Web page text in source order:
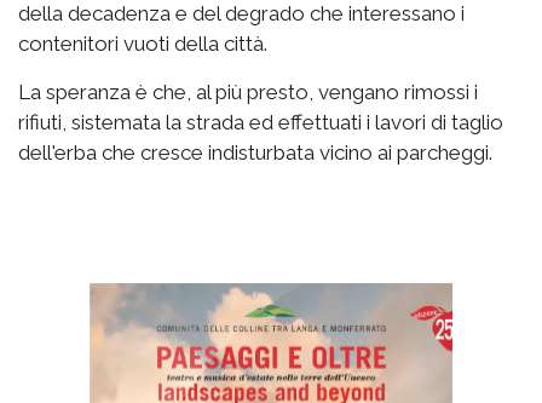
della decadenza e del degrado che interessano i
contenitori vuoti della città.
La speranza è che, al più presto, vengano rimossi i
rifiuti, sistemata la strada ed effettuati i lavori di taglio
dell'erba che cresce indisturbata vicino ai parcheggi.